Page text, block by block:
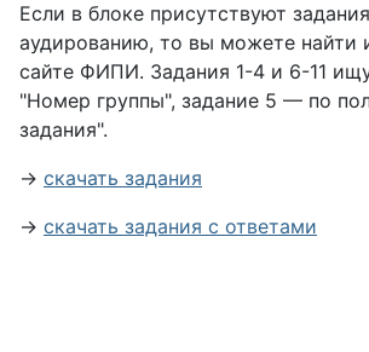
Если в блоке присутствуют
аудированию, то вы можете найти
сайте ФИПИ. Задания 1-4 и 6-11
"Номер группы", задание 5 — по
задания".
→ скачать задания
→ скачать задания с ответами